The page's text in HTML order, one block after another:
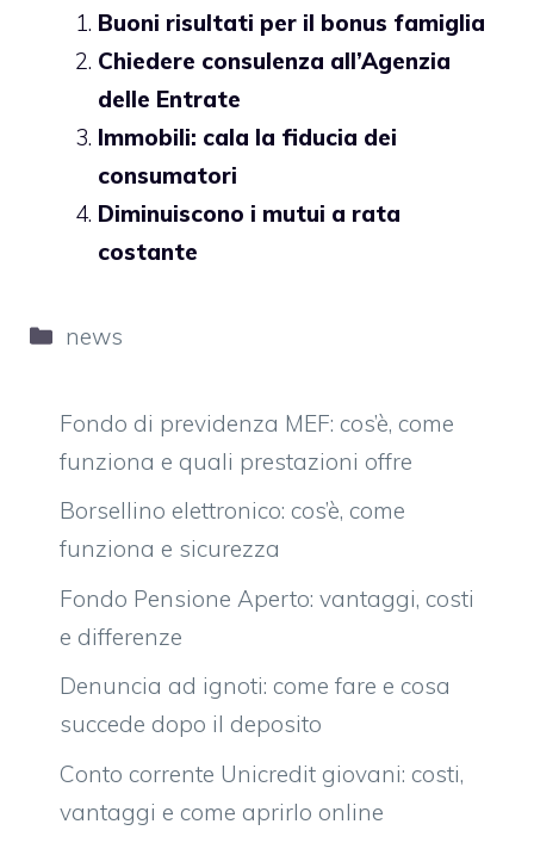
Buoni risultati per il bonus famiglia
Chiedere consulenza all’Agenzia
delle Entrate
Immobili: cala la fiducia dei
consumatori
Diminuiscono i mutui a rata
costante
Categorie
news
Fondo di previdenza MEF: cos’è, come
funziona e quali prestazioni offre
Borsellino elettronico: cos’è, come
funziona e sicurezza
Fondo Pensione Aperto: vantaggi, costi
e differenze
Denuncia ad ignoti: come fare e cosa
succede dopo il deposito
Conto corrente Unicredit giovani: costi,
vantaggi e come aprirlo online